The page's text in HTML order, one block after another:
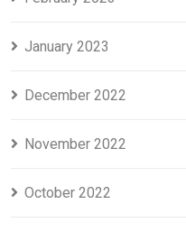
January 2023
December 2022
November 2022
October 2022